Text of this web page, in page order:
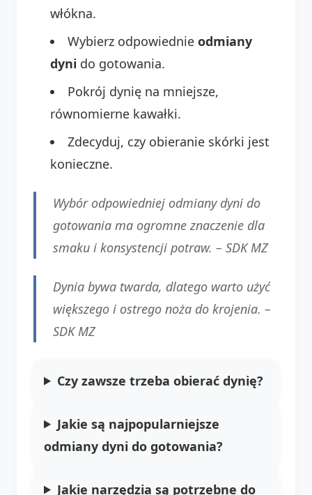
włókna.
Wybierz odpowiednie odmiany
dyni do gotowania.
Pokrój dynię na mniejsze,
równomierne kawałki.
Zdecyduj, czy obieranie skórki jest
konieczne.
Wybór odpowiedniej odmiany dyni do
gotowania ma ogromne znaczenie dla
smaku i konsystencji potraw. – SDK MZ
Dynia bywa twarda, dlatego warto użyć
większego i ostrego noża do krojenia. –
SDK MZ
Czy zawsze trzeba obierać dynię?
Jakie są najpopularniejsze
odmiany dyni do gotowania?
Jakie narzędzia są potrzebne do